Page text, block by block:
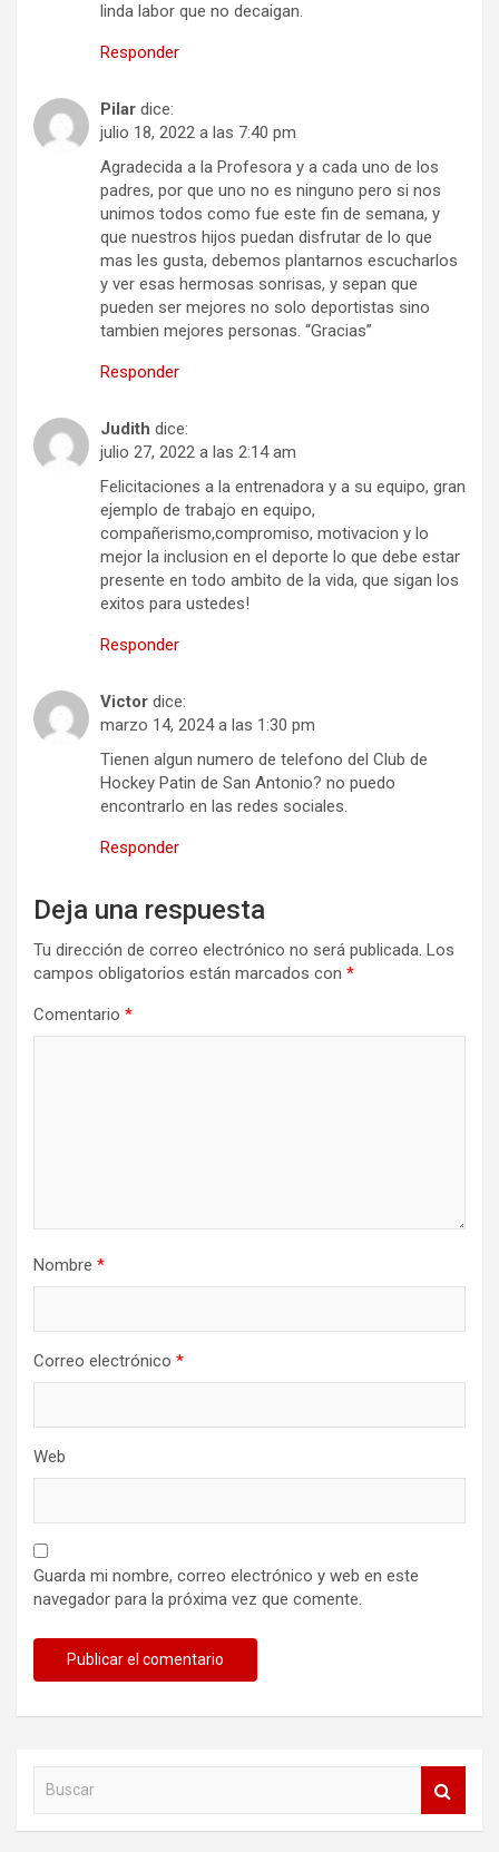
linda labor que no decaigan.
Responder
Pilar dice:
julio 18, 2022 a las 7:40 pm
Agradecida a la Profesora y a cada uno de los
padres, por que uno no es ninguno pero si nos
unimos todos como fue este fin de semana, y
que nuestros hijos puedan disfrutar de lo que
mas les gusta, debemos plantarnos escucharlos
y ver esas hermosas sonrisas, y sepan que
pueden ser mejores no solo deportistas sino
tambien mejores personas. “Gracias”
Responder
Judith dice:
julio 27, 2022 a las 2:14 am
Felicitaciones a la entrenadora y a su equipo, gran
ejemplo de trabajo en equipo,
compañerismo,compromiso, motivacion y lo
mejor la inclusion en el deporte lo que debe estar
presente en todo ambito de la vida, que sigan los
exitos para ustedes!
Responder
Victor dice:
marzo 14, 2024 a las 1:30 pm
Tienen algun numero de telefono del Club de
Hockey Patin de San Antonio? no puedo
encontrarlo en las redes sociales.
Responder
Deja una respuesta
Tu dirección de correo electrónico no será publicada. Los
campos obligatorios están marcados con *
Comentario *
Nombre *
Correo electrónico *
Web
Guarda mi nombre, correo electrónico y web en este
navegador para la próxima vez que comente.